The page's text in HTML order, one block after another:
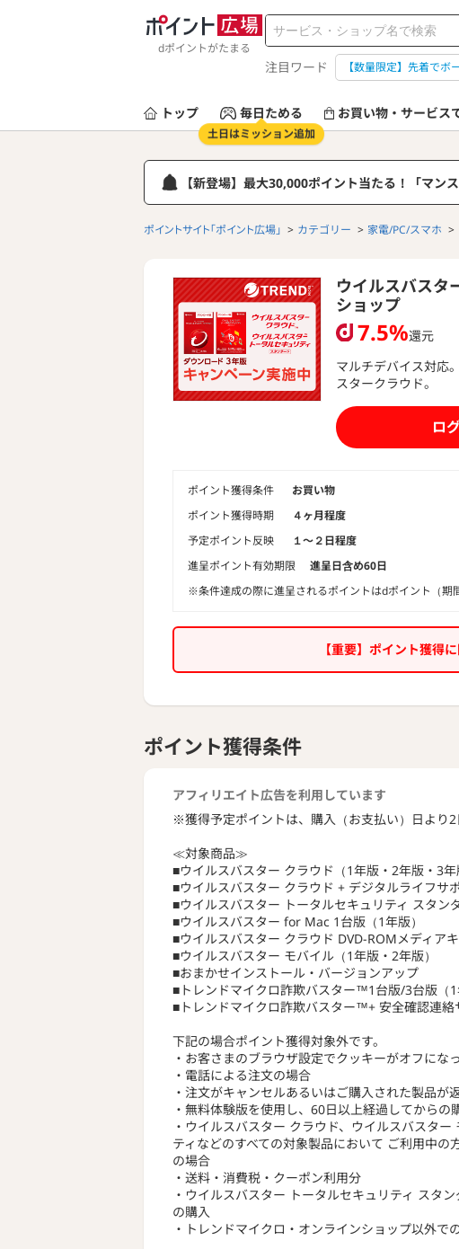
dポイントがたまる
注目ワード 【数量限定】先着でボ
トップ 毎日ためる
土日はミッション追加
お買い物・サービス
【新登場】最大30,000ポイント当たる！「マン
ポイントサイト「ポイント広場」 カテゴリー 家電/PC/スマホ
ウイルスバスタ
ショップ
7.5%還元
マルチデバイス対応
スタークラウド。
ロ
ポイント獲得条件
お買い物
ポイント獲得時期
４ヶ月程度
予定ポイント反映
１〜２日程度
進呈ポイント有効期限
進呈日含め60日
※条件達成の際に進呈されるポイントはdポイント（期
【重要】ポイント獲得
ポイント獲得条件
アフィリエイト広告を利用しています
※獲得予定ポイントは、購入（お支払い）日より2
≪対象商品≫
■ウイルスバスター クラウド（1年版・2年版・3年
■ウイルスバスター クラウド + デジタルライフサ
■ウイルスバスター トータルセキュリティ スタン
■ウイルスバスター for Mac 1台版（1年版）
■ウイルスバスター クラウド DVD-ROMメディア
■ウイルスバスター モバイル（1年版・2年版）
■おまかせインストール・バージョンアップ
■トレンドマイクロ詐欺バスター™1台版/3台版（1
■トレンドマイクロ詐欺バスター™+ 安全確認連絡
下記の場合ポイント獲得対象外です。
・お客さまのブラウザ設定でクッキーがオフにな
・電話による注文の場合
・注文がキャンセルあるいはご購入された製品が
・無料体験版を使用し、60日以上経過してからの
・ウイルスバスター クラウド、ウイルスバスタ
ティなどのすべての対象製品において ご利用中
の場合
・送料・消費税・クーポン利用分
・ウイルスバスター トータルセキュリティ スタ
の購入
・トレンドマイクロ・オンラインショップ以外で